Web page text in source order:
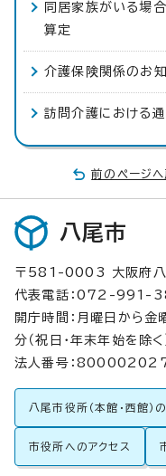
同居家族がいる場
算定
介護保険関係のお
訪問介護における通
前のページへ
八尾市
〒581-0003 大阪府八
代表電話：072-991-
開庁時間：月曜日から
分（祝日・年末年始を除く
法人番号：
八尾市役所（本館・西館）
市役所へのアクセス